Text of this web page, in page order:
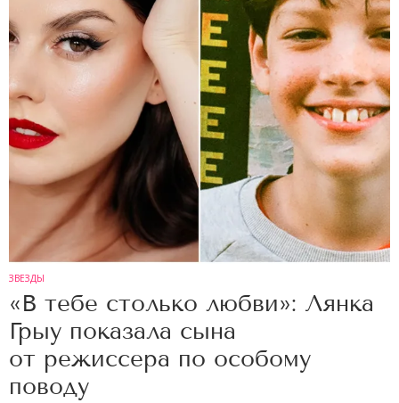
ЗВЕЗДЫ
«В тебе столько любви»: Лянка
Грыу показала сына
от режиссера по особому
поводу